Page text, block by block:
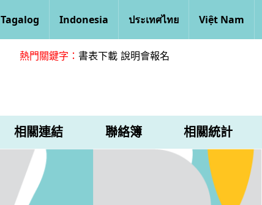
Tagalog Indonesia ประเทศไทย Việt Nam
熱門關鍵字： 書表下載 說明會報名
相關連結 聯絡簿 相關統計